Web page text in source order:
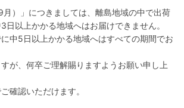
月）」につきましては、離島地域の中で出荷
日以上かかる地域へはお届けできません。
中5日以上かかる地域へはすべての期間でお
が、何卒ご理解賜りますようお願い申し上
確認いただけます。